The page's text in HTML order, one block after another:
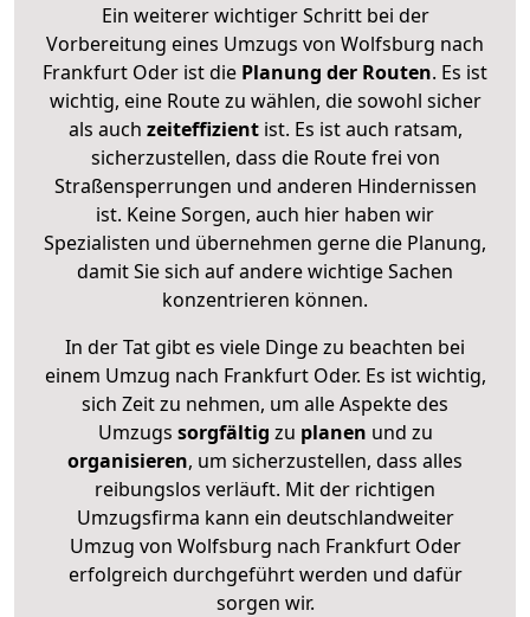
Ein weiterer wichtiger Schritt bei der
Vorbereitung eines Umzugs von Wolfsburg nach
Frankfurt Oder ist die Planung der Routen. Es ist
wichtig, eine Route zu wählen, die sowohl sicher
als auch zeiteffizientist. Es ist auch ratsam,
sicherzustellen, dass die Route frei von
Straßensperrungen und anderen Hindernissen
ist. Keine Sorgen, auch hier haben wir
Spezialisten und übernehmen gerne die Planung,
damit Sie sich auf andere wichtige Sachen
konzentrieren können.
In der Tat gibt es viele Dinge zu beachten bei
einem Umzug nach Frankfurt Oder. Es ist wichtig,
sich Zeit zu nehmen, um alle Aspekte des
Umzugs sorgfältig zu planen und zu
organisieren, um sicherzustellen, dass alles
reibungslos verläuft. Mit der richtigen
Umzugsfirma kann ein deutschlandweiter
Umzug von Wolfsburg nach Frankfurt Oder
erfolgreich durchgeführt werden und dafür
sorgen wir.